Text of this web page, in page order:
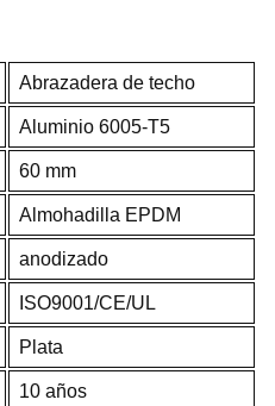
Abrazadera de techo
Aluminio 6005-T5
60 mm
Almohadilla EPDM
anodizado
ISO9001/CE/UL
Plata
10 años